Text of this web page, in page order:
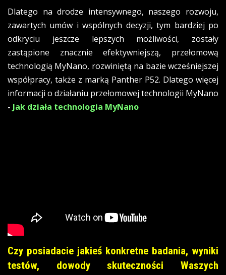
Dlatego na drodze intensywnego, naszego rozwoju,
zawartych umów i wspólnych decyzji, tym bardziej po
odkryciu jeszcze lepszych możliwości, zostały
zastąpione znacznie efektywniejszą, przełomową
technologią MyNano, rozwiniętą na bazie wcześniejszej
współpracy, także z marką Panther P52. Dlatego więcej
informacji o działaniu przełomowej technologii MyNano
- Jak działa technologia MyNano
Czy posiadacie jakieś konkretne badania, wyniki
testów, dowody skuteczności Waszych